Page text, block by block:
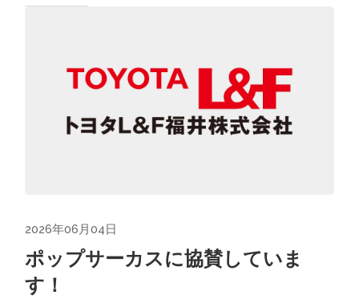
2026年06月04日
ポップサーカスに協賛していま
す！